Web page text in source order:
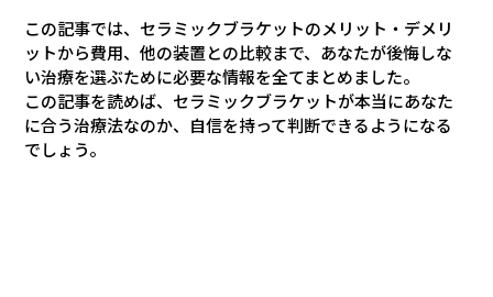
この記事では、セラミックブラケットのメリット・デメリ
ットから費用、他の装置との比較まで、あなたが後悔しな
い治療を選ぶために必要な情報を全てまとめました。
この記事を読めば、セラミックブラケットが本当にあなた
に合う治療法なのか、自信を持って判断できるようになる
でしょう。